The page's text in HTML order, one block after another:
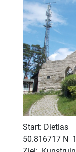
Start: Dietlas
50.816717 N